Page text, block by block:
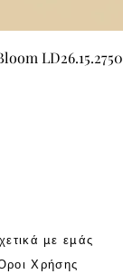
LD26.15.2750
με εμάς
Χρήσης